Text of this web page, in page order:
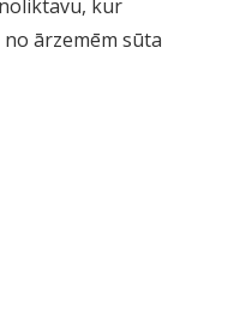
kur
no ārzemēm sūta